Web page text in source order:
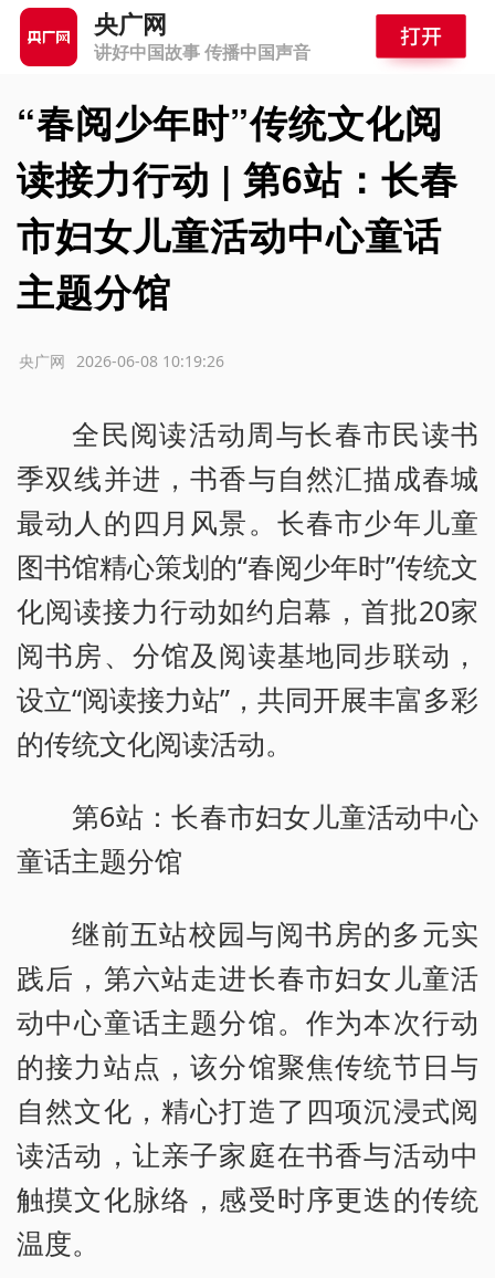
央广网
讲好中国故事 传播中国声音
“春阅少年时”传统文化阅
读接力行动 | 第6站：长春
市妇女儿童活动中心童话
主题分馆
2026-06-08 10:19:26
央广网
全民阅读活动周与长春市民读书
季双线并进，书香与自然汇描成春城
最动人的四月风景。长春市少年儿童
图书馆精心策划的“春阅少年时”传统文
化阅读接力行动如约启幕，首批20家
阅书房、分馆及阅读基地同步联动，
设立“阅读接力站”，共同开展丰富多彩
的传统文化阅读活动。
第6站：长春市妇女儿童活动中心
童话主题分馆
继前五站校园与阅书房的多元实
践后，第六站走进长春市妇女儿童活
动中心童话主题分馆。作为本次行动
的接力站点，该分馆聚焦传统节日与
自然文化，精心打造了四项沉浸式阅
读活动，让亲子家庭在书香与活动中
触摸文化脉络，感受时序更迭的传统
温度。